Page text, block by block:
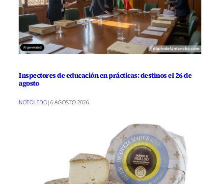
Inspectores de educación en prácticas: destinos el 26 de
agosto
NOTOLEDO|6 AGOSTO 2026